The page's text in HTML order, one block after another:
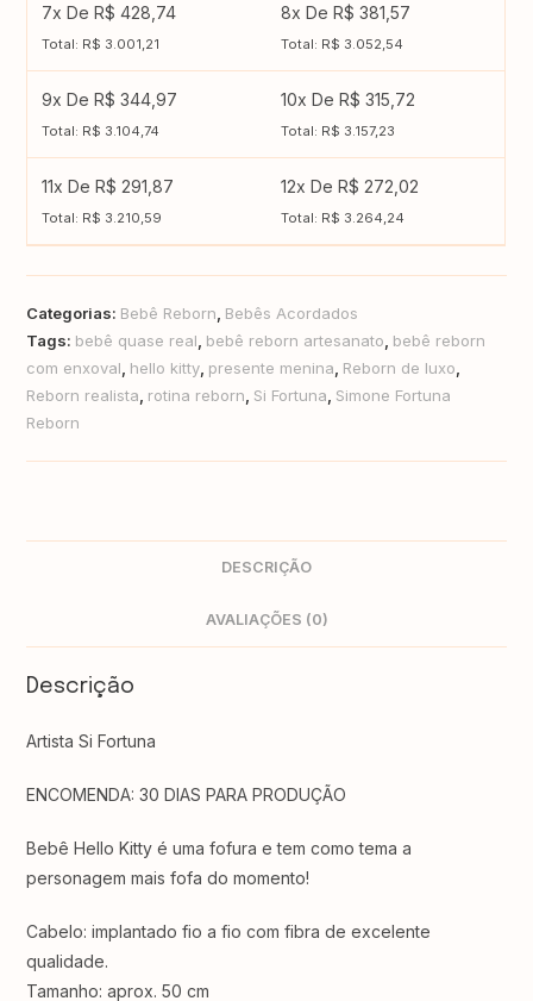
7x De R$ 428,74
Total: R$ 3.001,21
8x De R$ 381,57
Total: R$ 3.052,54
9x De R$ 344,97
Total: R$ 3.104,74
10x De R$ 315,72
Total: R$ 3.157,23
11x De R$ 291,87
Total: R$ 3.210,59
12x De R$ 272,02
Total: R$ 3.264,24
Categorias: Bebê Reborn, Bebês Acordados
Tags: bebê quase real, bebê reborn artesanato, bebê reborn
com enxoval, hello kitty, presente menina, Reborn de luxo,
Reborn realista, rotina reborn, Si Fortuna, Simone Fortuna
Reborn
DESCRIÇÃO
AVALIAÇÕES (0)
Descrição
Artista Si Fortuna
ENCOMENDA: 30 DIAS PARA PRODUÇÃO
Bebê Hello Kitty é uma fofura e tem como tema a
personagem mais fofa do momento!
Cabelo: implantado fio a fio com fibra de excelente
qualidade.
Tamanho: aprox. 50 cm